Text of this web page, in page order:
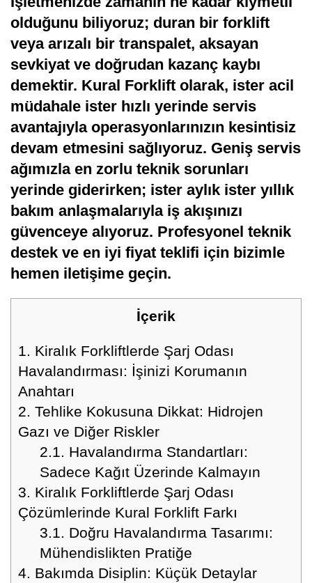
olduğunu biliyoruz; duran bir forklift
veya arızalı bir transpalet, aksayan
sevkiyat ve doğrudan kazanç kaybı
demektir. Kural Forklift olarak, ister acil
müdahale ister hızlı yerinde servis
avantajıyla operasyonlarınızın kesintisiz
devam etmesini sağlıyoruz. Geniş servis
ağımızla en zorlu teknik sorunları
yerinde giderirken; ister aylık ister yıllık
bakım anlaşmalarıyla iş akışınızı
güvenceye alıyoruz. Profesyonel teknik
destek ve en iyi fiyat teklifi için bizimle
hemen iletişime geçin.
İçerik
1. Kiralık Forkliftlerde Şarj Odası
Havalandırması: İşinizi Korumanın
Anahtarı
2. Tehlike Kokusuna Dikkat: Hidrojen
Gazı ve Diğer Riskler
2.1. Havalandırma Standartları:
Sadece Kağıt Üzerinde Kalmayın
3. Kiralık Forkliftlerde Şarj Odası
Çözümlerinde Kural Forklift Farkı
3.1. Doğru Havalandırma Tasarımı:
Mühendislikten Pratiğe
4. Bakımda Disiplin: Küçük Detaylar